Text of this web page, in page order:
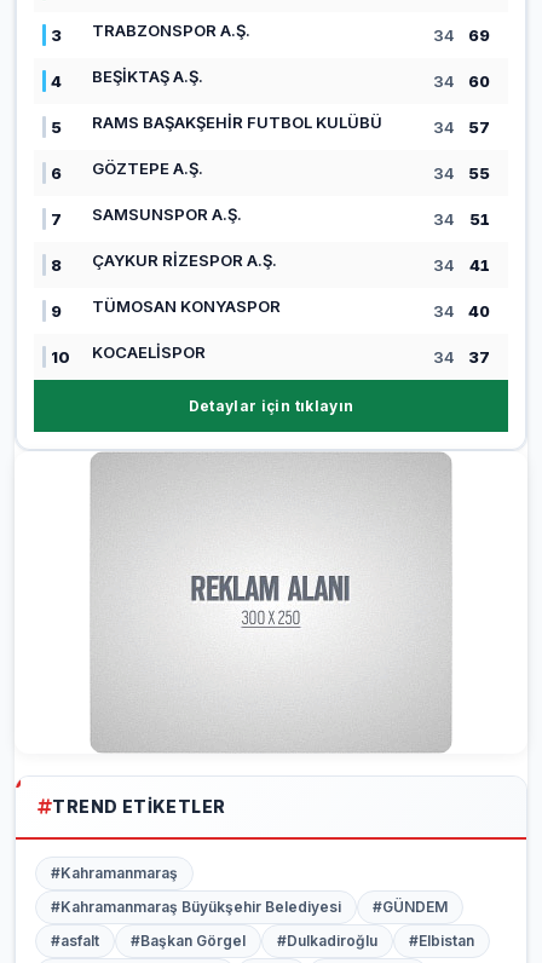
3 TRABZONSPOR A.Ş. 34 69
4 BEŞİKTAŞ A.Ş. 34 60
5 RAMS BAŞAKŞEHİR FUTBOL KULÜBÜ 34 57
6 GÖZTEPE A.Ş. 34 55
7 SAMSUNSPOR A.Ş. 34 51
8 ÇAYKUR RİZESPOR A.Ş. 34 41
9 TÜMOSAN KONYASPOR 34 40
10 KOCAELİSPOR 34 37
Detaylar için tıklayın
TREND ETIKETLER
#Kahramanmaraş
#Kahramanmaraş Büyükşehir Belediyesi
#GÜNDEM
#asfalt
#Başkan Görgel #Dulkadiroğlu
#Elbistan